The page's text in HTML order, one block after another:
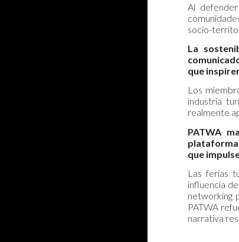
Al
socio-
La
que
Los
industria
realmente
PATWA
que
Las ferias
influencia
networking
PATWA
narrativa